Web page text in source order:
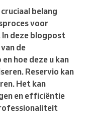
belang
voor
deze blogpost
de
hoe deze u kan
Reservio kan
Het kan
en efficiëntie